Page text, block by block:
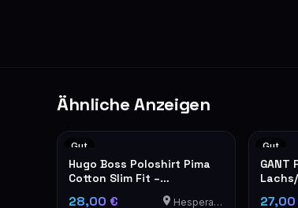
Ähnliche Anzeigen
Gut
Hugo Boss Poloshirt Pima
Cotton Slim Fit –
28,00 € Hesperange
Gut
GANT